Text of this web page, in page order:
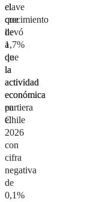
clave
que
llevó
a
que
la
actividad
económica
partiera
el
2026
con
cifra
negativa
de
0,1%
el
crecimiento
de
1,7%
de
la
actividad
económica
en
Chile